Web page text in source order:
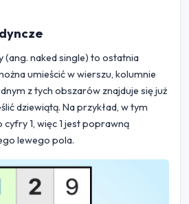
(ang. naked single) to ostatnia
umieścić w wierszu, kolumnie
z tych obszarów znajduje się już
dziewiątą. Na przykład, w tym
1, więc 1 jest poprawną
lewego pola.